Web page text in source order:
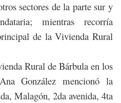
sectores de la parte sur y
mientras recorría
de la Vivienda Rural
Rural de Bárbula en los
González mencionó la
Malagón, 2da avenida, 4ta